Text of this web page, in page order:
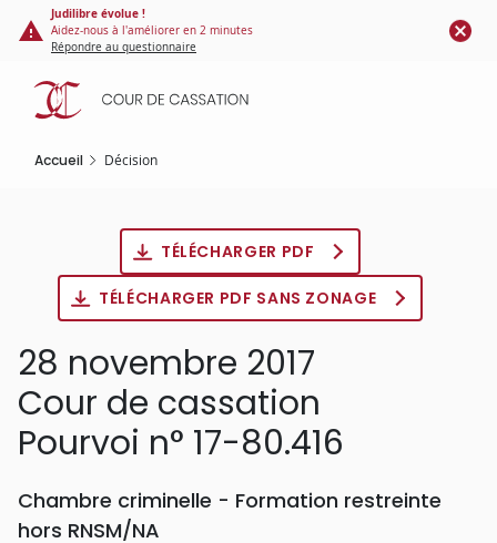
Panneau de gestion des cookies
contenu
principal
Judilibre évolue !
Aidez-nous à l'améliorer en 2 minutes
Répondre au questionnaire
Accueil Décision
TÉLÉCHARGER PDF
TÉLÉCHARGER PDF SANS ZONAGE
28 novembre 2017
Cour de cassation
Pourvoi n° 17-80.416
Chambre criminelle - Formation restreinte
hors RNSM/NA